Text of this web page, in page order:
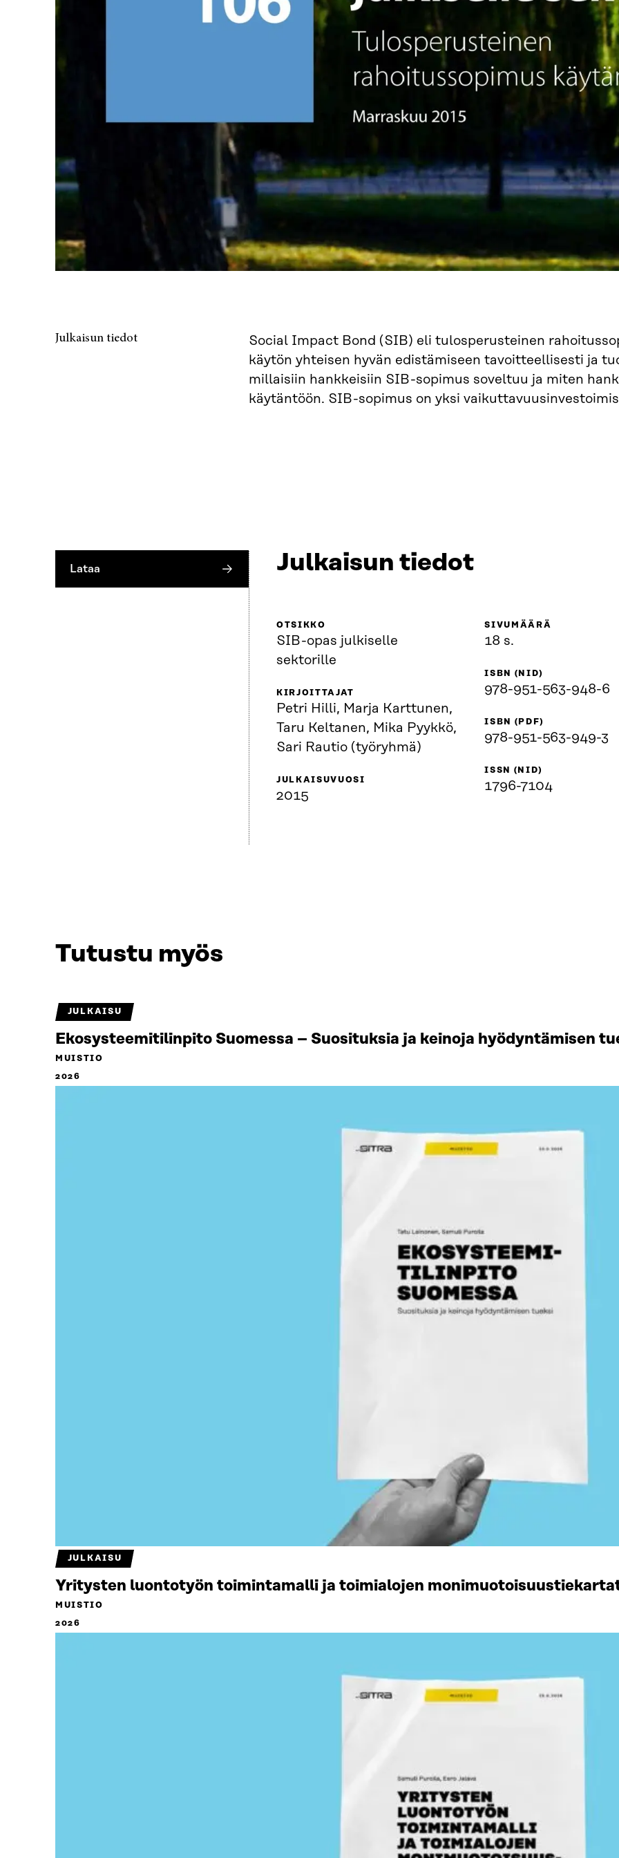
Julkaisun tiedot
Social Impact Bond (SIB) eli tulosperusteinen
käytön yhteisen hyvän edistämiseen tavoitteellisesti ja
millaisiin hankkeisiin SIB-sopimus soveltuu ja miten
käytäntöön. SIB-sopimus on yksi
Lataa Julkaisun tiedot
OTSIKKO
SIB-opas julkiselle
sektorille
KIRJOITTAJAT
Petri Hilli, Marja Karttunen,
Taru Keltanen, Mika Pyykkö,
Sari Rautio (työryhmä)
JULKAISUVUOSI
2015
SIVUMÄÄRÄ
18 s.
ISBN (NID)
978-951-563-948-6
ISBN (PDF)
978-951-563-949-3
ISSN (NID)
1796-7104
Tutustu myös
JULKAISU
Ekosysteemitilinpito Suomessa – Suosituksia ja keinoja hyödyntämisen
MUISTIO
2026
JULKAISU
Yritysten luontotyön toimintamalli ja toimialojen
MUISTIO
2026